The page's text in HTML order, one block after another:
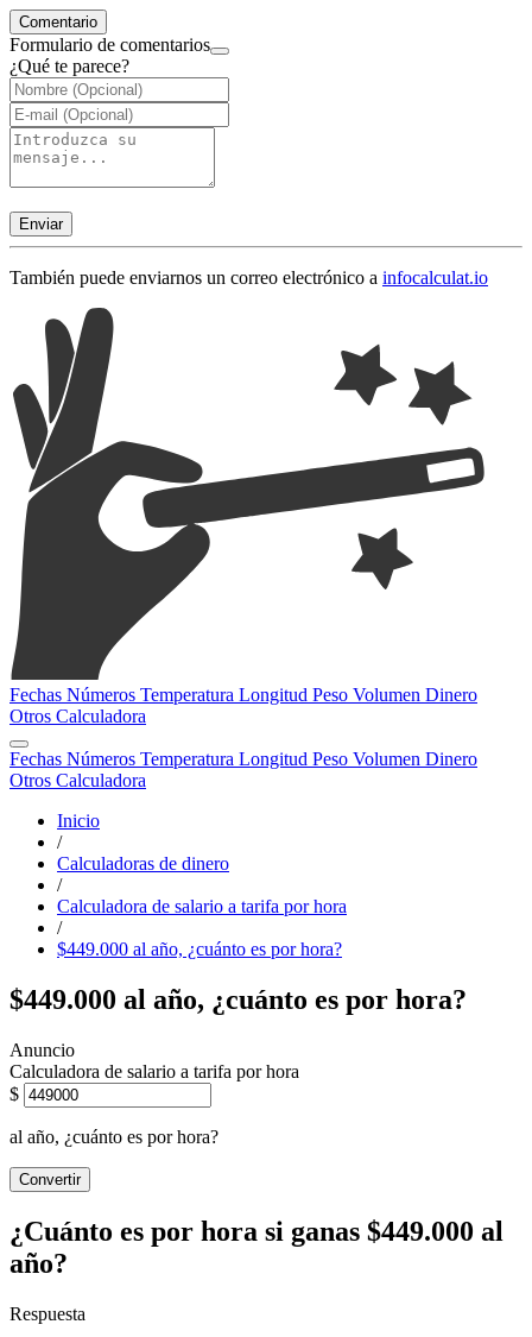
Comentario
Formulario de comentarios
¿Qué te parece?
Enviar
También puede enviarnos un correo electrónico a infocalculat.io
Fechas Números Temperatura Longitud Peso Volumen Dinero
Otros Calculadora
Fechas Números Temperatura Longitud Peso Volumen Dinero
Otros Calculadora
Inicio
/
Calculadoras de dinero
/
Calculadora de salario a tarifa por hora
/
$449.000 al año, ¿cuánto es por hora?
$449.000 al año, ¿cuánto es por hora?
Calculadora de salario a tarifa por hora
$
al año, ¿cuánto es por hora?
Convertir
¿Cuánto es por hora si ganas $449.000 al
año?
Respuesta